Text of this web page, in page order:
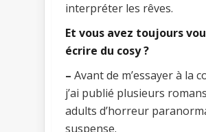
interpréter les rêves.
Et vous avez toujours
écrire du cosy ?
– Avant de m’essayer à la
j’ai publié plusieurs
adults d’horreur
suspense.